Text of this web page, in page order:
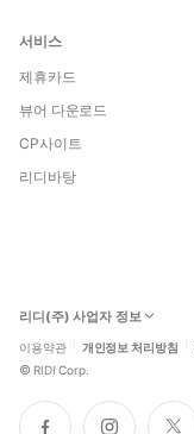
서비스
제휴카드
뷰어 다운로드
CP사이트
리디바탕
리디(주) 사업자 정보
이용약관 개인정보 처리방침
© RIDI Corp.